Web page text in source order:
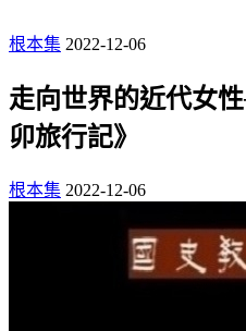
根本集 2022-12-06
走向世界的近代女
卯旅行記》
根本集 2022-12-06